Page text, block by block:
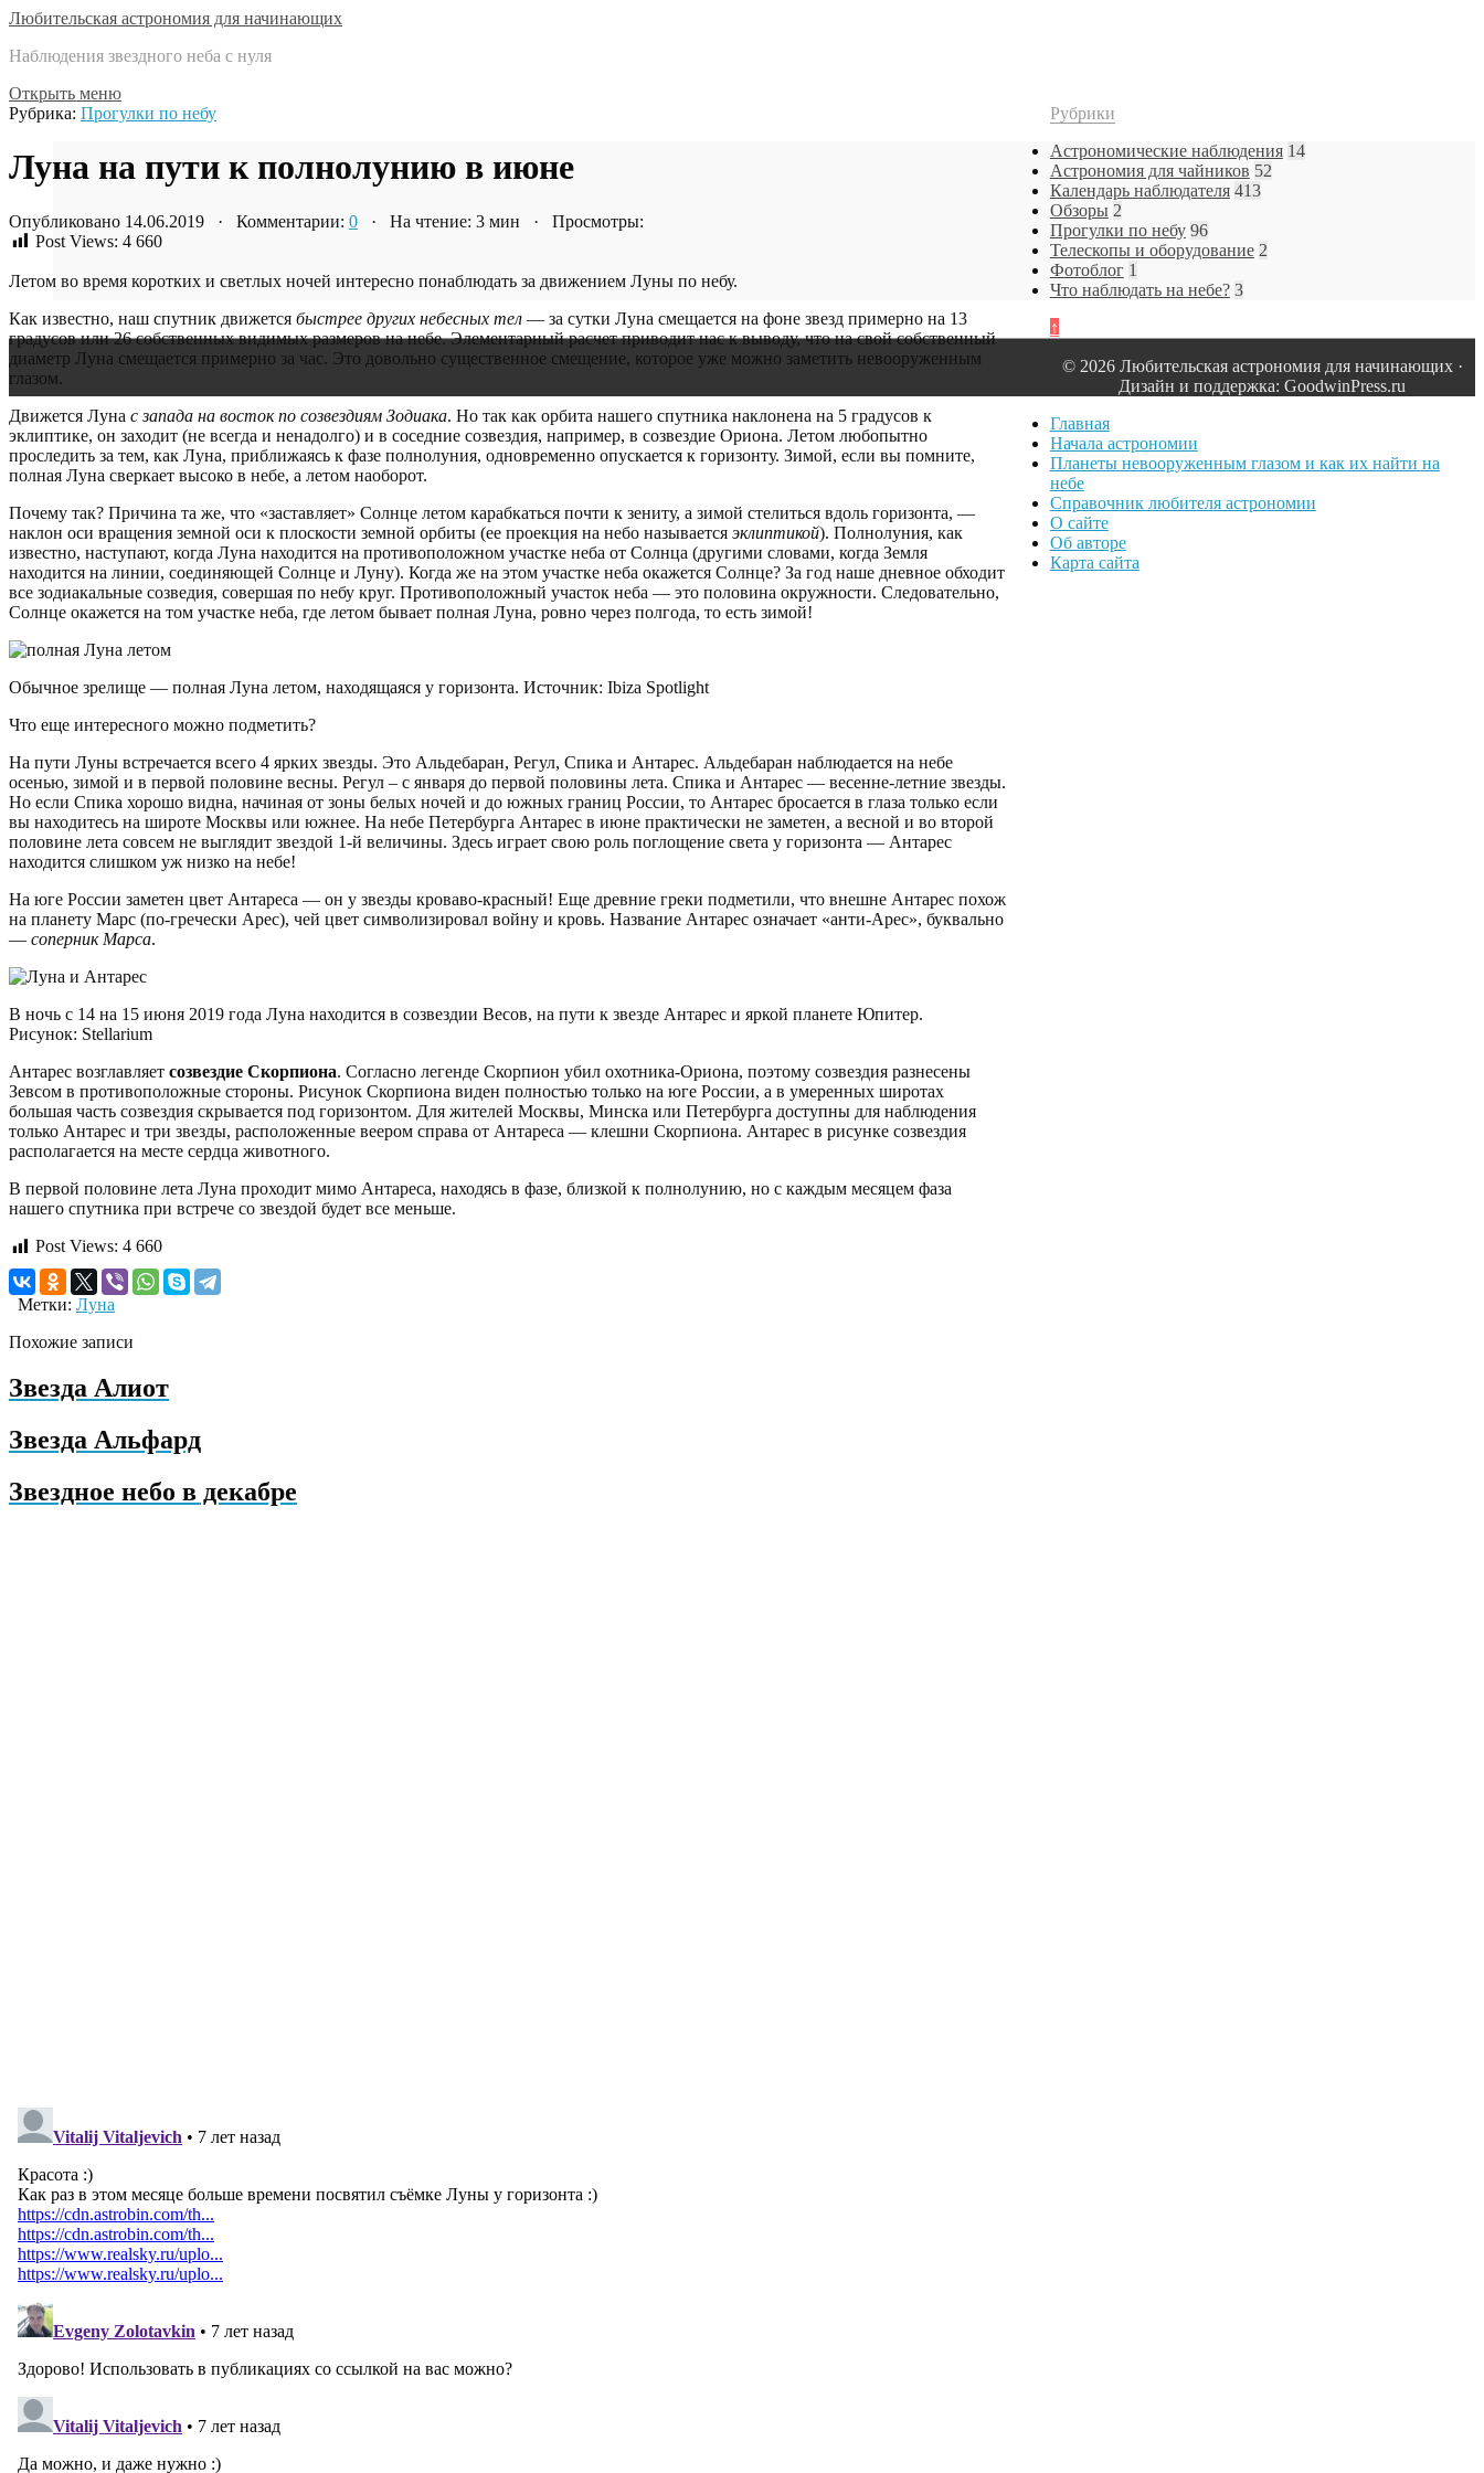
Любительская астрономия для начинающих
Наблюдения звездного неба с нуля
Открыть меню
Рубрика: Прогулки по небу
Луна на пути к полнолунию в июне
Опубликовано 14.06.2019 · Комментарии: 0 · На чтение: 3 мин · Просмотры:
Post Views: 4 660
Летом во время коротких и светлых ночей интересно понаблюдать за движением Луны по небу.
Как известно, наш спутник движется быстрее других небесных тел — за сутки Луна смещается на фоне звезд примерно на 13
градусов или 26 собственных видимых размеров на небе. Элементарный расчет приводит нас к выводу, что на свой собственный
диаметр Луна смещается примерно за час. Это довольно существенное смещение, которое уже можно заметить невооруженным
глазом.
Движется Луна с запада на восток по созвездиям Зодиака. Но так как орбита нашего спутника наклонена на 5 градусов к
эклиптике, он заходит (не всегда и ненадолго) и в соседние созвездия, например, в созвездие Ориона. Летом любопытно
проследить за тем, как Луна, приближаясь к фазе полнолуния, одновременно опускается к горизонту. Зимой, если вы помните,
полная Луна сверкает высоко в небе, а летом наоборот.
Почему так? Причина та же, что «заставляет» Солнце летом карабкаться почти к зениту, а зимой стелиться вдоль горизонта, —
наклон оси вращения земной оси к плоскости земной орбиты (ее проекция на небо называется эклиптикой). Полнолуния, как
известно, наступают, когда Луна находится на противоположном участке неба от Солнца (другими словами, когда Земля
находится на линии, соединяющей Солнце и Луну). Когда же на этом участке неба окажется Солнце? За год наше дневное обходит
все зодиакальные созведия, совершая по небу круг. Противоположный участок неба — это половина окружности. Следовательно,
Солнце окажется на том участке неба, где летом бывает полная Луна, ровно через полгода, то есть зимой!
Обычное зрелище — полная Луна летом, находящаяся у горизонта. Источник: Ibiza Spotlight
Что еще интересного можно подметить?
На пути Луны встречается всего 4 ярких звезды. Это Альдебаран, Регул, Спика и Антарес. Альдебаран наблюдается на небе
осенью, зимой и в первой половине весны. Регул – с января до первой половины лета. Спика и Антарес — весенне-летние звезды.
Но если Спика хорошо видна, начиная от зоны белых ночей и до южных границ России, то Антарес бросается в глаза только если
вы находитесь на широте Москвы или южнее. На небе Петербурга Антарес в июне практически не заметен, а весной и во второй
половине лета совсем не выглядит звездой 1-й величины. Здесь играет свою роль поглощение света у горизонта — Антарес
находится слишком уж низко на небе!
На юге России заметен цвет Антареса — он у звезды кроваво-красный! Еще древние греки подметили, что внешне Антарес похож
на планету Марс (по-гречески Арес), чей цвет символизировал войну и кровь. Название Антарес означает «анти-Арес», буквально
— соперник Марса.
В ночь с 14 на 15 июня 2019 года Луна находится в созвездии Весов, на пути к звезде Антарес и яркой планете Юпитер.
Рисунок: Stellarium
Антарес возглавляет созвездие Скорпиона. Согласно легенде Скорпион убил охотника-Ориона, поэтому созвездия разнесены
Зевсом в противоположные стороны. Рисунок Скорпиона виден полностью только на юге России, а в умеренных широтах
большая часть созвездия скрывается под горизонтом. Для жителей Москвы, Минска или Петербурга доступны для наблюдения
только Антарес и три звезды, расположенные веером справа от Антареса — клешни Скорпиона. Антарес в рисунке созвездия
располагается на месте сердца животного.
В первой половине лета Луна проходит мимо Антареса, находясь в фазе, близкой к полнолунию, но с каждым месяцем фаза
нашего спутника при встрече со звездой будет все меньше.
Post Views: 4 660
Метки: Луна
Похожие записи
Звезда Алиот
Звезда Альфард
Звездное небо в декабре
Рубрики
Астрономические наблюдения 14
Астрономия для чайников 52
Календарь наблюдателя 413
Обзоры 2
Прогулки по небу 96
Телескопы и оборудование 2
Фотоблог 1
Что наблюдать на небе? 3
↑
© 2026 Любительская астрономия для начинающих ·
Дизайн и поддержка: GoodwinPress.ru
Главная
Начала астрономии
Планеты невооруженным глазом и как их найти на
небе
Справочник любителя астрономии
О сайте
Об авторе
Карта сайта